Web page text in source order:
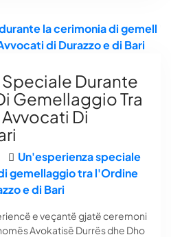
la cerimonia di gemell
di Durazzo e di Bari
Durante
Gemellaggio Tra
Di
Un'esperienza speciale
gemellaggio tra l'Ordine
e di Bari
e veçantë gjatë ceremoni
Avokatisë Durrës dhe Dho